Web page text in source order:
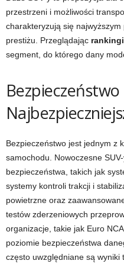
przestrzeni i możliwości
charakteryzują się
prestiżu. Przeglądając
segment, do którego dany
Bezpieczeństwo jest jednym z
samochodu. Nowoczesne
bezpieczeństwa, takich jak
systemy kontroli trakcji i
powietrzne oraz
testów zderzeniowych
organizacje, takie jak Euro
poziomie bezpieczeństwa
często uwzględniane są wyniki